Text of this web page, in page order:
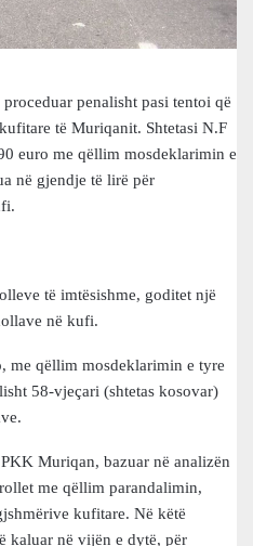
penalisht pasi tentoi që
të Muriqanit. Shtetasi N.F
euro me qëllim mosdeklarimin e
në gjendje të lirë për
të imtësishme, goditet një
në kufi.
me qëllim mosdeklarimin e tyre
58-vjeçari (shtetas kosovar)
Muriqan, bazuar në analizën
me qëllim parandalimin,
kufitare. Në këtë
kaluar në vijën e dytë, për